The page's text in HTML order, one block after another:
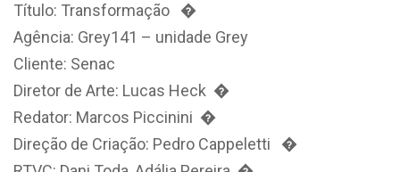
Título: Transformação �
Agência: Grey141 – unidade Grey
Cliente: Senac
Diretor de Arte: Lucas Heck �
Redator: Marcos Piccinini �
Direção de Criação: Pedro Cappeletti �